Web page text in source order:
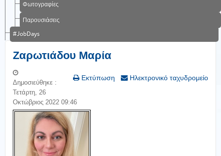
Φωτογραφίες
Παρουσιάσεις
#JobDays
Ζαρωτιάδου Μαρία
Εκτύπωση Ηλεκτρονικό ταχυδρομείο
Δημοσιεύθηκε :
Τετάρτη, 26
Οκτώβριος 2022 09:46